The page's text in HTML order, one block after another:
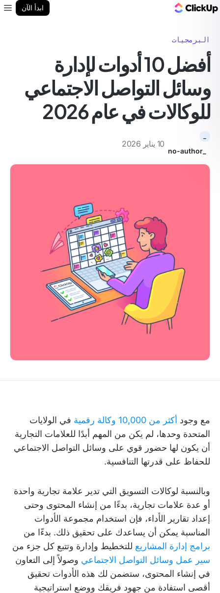
ابدأ الآن
البرمجيات
أفضل 10 أدوات لإدارة
وسائل التواصل الاجتماعي
للوكالات في عام 2026
10 يناير 2026
مع وجود أكثر من 10,000 وكالة رقمية
في الولايات
المتحدة وحدها، لم يكن من المهم أبدًا للعلامات التجارية
أن يكون لها حضور قوي على وسائل التواصل الاجتماعي
للحفاظ على قدرتها التنافسية.
وبالنسبة لوكالات التسويق التي تدير علامة تجارية واحدة
أو عدة علامات تجارية، بدءًا من إنشاء المحتوى وحتى
إعداد تقارير الأداء، فإن استخدام مجموعة الأدوات
المناسبة يمكن أن يساعدك على تحقيق ذلك. بدءًا من
برامج إدارة المشاريع للتخطيط وإدارة وتتبع كل جزء من
سير عمل وسائل التواصل الاجتماعي وصولاً إلى التعاون
في إنشاء المحتوى، ستضمن لك هذه الأدوات تحقيق
أقصى استفادة من جهود فريقك ووضع استراتيجية